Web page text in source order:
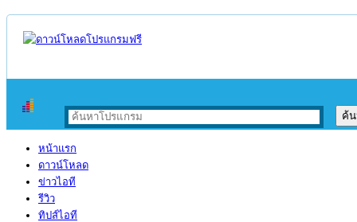
หน้าแรก
ดาวน์โหลด
ข่าวไอที
รีวิว
ทิปส์ไอที